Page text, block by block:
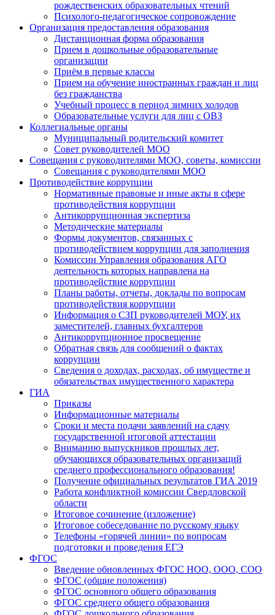
рождественских образовательных чтений
Психолого-педагогическое сопровождение
Организация предоставления образования
Дистанционная форма образования
Прием в дошкольные образовательные
организации
Приём в первые классы
Прием на обучение иностранных граждан и лиц
без гражданства
Учебный процесс в период зимних холодов
Образовательные услуги для лиц с ОВЗ
Коллегиальные органы
Муниципальный родительский комитет
Совет руководителей МОО
Совещания с руководителями МОО, советы, комиссии
Совещания с руководителями МОО
Противодействие коррупции
Нормативные правовые и иные акты в сфере
противодействия коррупции
Антикоррупционная экспертиза
Методические материалы
Формы документов, связанных с
противодействием коррупции для заполнения
Комиссии Управления образования АГО
деятельность которых направлена на
противодействие коррупции
Планы работы, отчеты, доклады по вопросам
противодействия коррупции
Информация о СЗП руководителей МОУ, их
заместителей, главных бухгалтеров
Антикоррупционное просвещение
Обратная связь для сообщений о фактах
коррупции
Сведения о доходах, расходах, об имуществе и
обязательствах имущественного характера
ГИА
Приказы
Информационные материалы
Сроки и места подачи заявлений на сдачу
государственной итоговой аттестации
Вниманию выпускников прошлых лет,
обучающихся образовательных организаций
среднего профессионального образования!
Получение официальных результатов ГИА 2019
Работа конфликтной комиссии Свердловской
области
Итоговое сочинение (изложение)
Итоговое собеседование по русскому языку
Телефоны «горячей линии» по вопросам
подготовки и проведения ЕГЭ
ФГОС
Введение обновленных ФГОС НОО, ООО, СОО
ФГОС (общие положения)
ФГОС основного общего образования
ФГОС среднего общего образования